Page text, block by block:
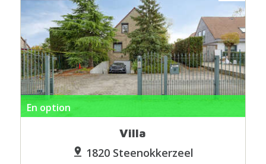
En option
Villa
1820 Steenokkerzeel